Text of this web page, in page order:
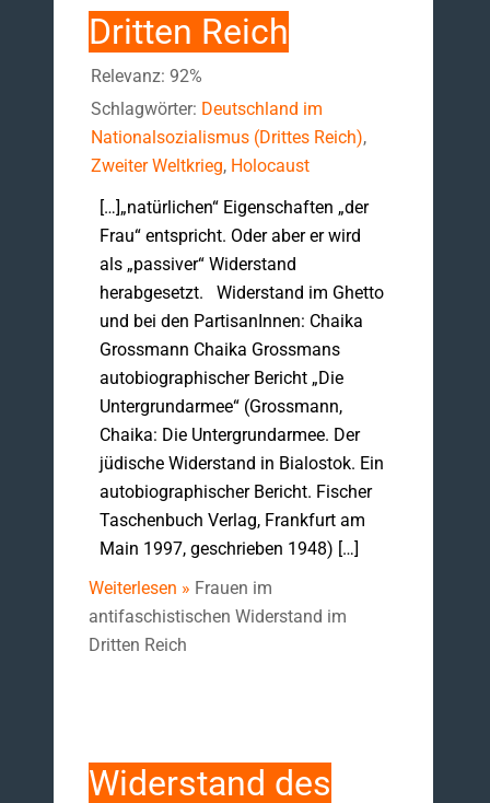
Dritten Reich
Relevanz: 92%
Schlagwörter: Deutschland im
Nationalsozialismus (Drittes Reich),
Zweiter Weltkrieg, Holocaust
[…]„natürlichen“ Eigenschaften „der
Frau“ entspricht. Oder aber er wird
als „passiver“ Widerstand
herabgesetzt. Widerstand im Ghetto
und bei den PartisanInnen: Chaika
Grossmann Chaika Grossmans
autobiographischer Bericht „Die
Untergrundarmee“ (Grossmann,
Chaika: Die Untergrundarmee. Der
jüdische Widerstand in Bialostok. Ein
autobiographischer Bericht. Fischer
Taschenbuch Verlag, Frankfurt am
Main 1997, geschrieben 1948) […]
Weiterlesen » Frauen im
antifaschistischen Widerstand im
Dritten Reich
Widerstand des